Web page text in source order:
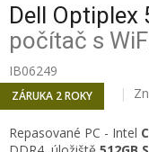
Dell Optiplex
počítač s
IB06249
ZÁRUKA 2 ROKY
Repasované PC - Intel